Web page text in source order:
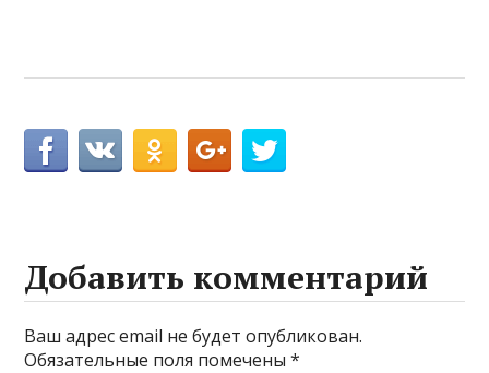
Добавить комментарий
Ваш адрес email не будет опубликован.
Обязательные поля помечены*